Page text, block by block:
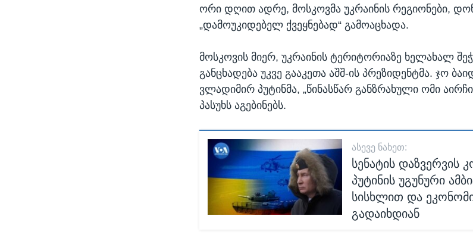
ორი დღით ადრე, მოსკოვმა უკრაინის რეგიონები,
„დამოუკიდებელ ქვეყნებად“ გამოაცხადა.
მოსკოვის მიერ, უკრაინის ტერიტორიაზე ხელახალ
განცხადება უკვე გააკეთა აშშ-ის პრეზიდენტმა. ჯო
ვლადიმირ პუტინმა, „წინასწარ განზრახული ომი
პასუხს აგებინებს.
ᲐᲡᲔᲕᲔ ᲜᲐᲮᲔᲗ:
სენატის დაზვერვის
პუტინის უგუნური
სისხლით და
გადაიხდიან